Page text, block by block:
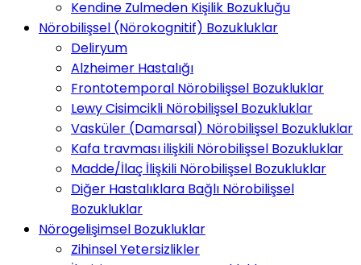
Kendine Zulmeden Kişilik Bozukluğu
Nörobilişsel (Nörokognitif) Bozukluklar
Deliryum
Alzheimer Hastalığı
Frontotemporal Nörobilişsel Bozukluklar
Lewy Cisimcikli Nörobilişsel Bozukluklar
Vasküler (Damarsal) Nörobilişsel Bozukluklar
Kafa travması ilişkili Nörobilişsel Bozukluklar
Madde/İlaç İlişkili Nörobilişsel Bozukluklar
Diğer Hastalıklara Bağlı Nörobilişsel
Bozukluklar
Nörogelişimsel Bozukluklar
Zihinsel Yetersizlikler